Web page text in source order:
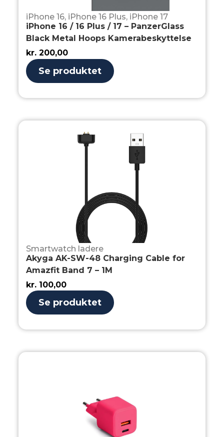
iPhone 16, iPhone 16 Plus, iPhone 17
iPhone 16 / 16 Plus / 17 – PanzerGlass
Black Metal Hoops Kamerabeskyttelse
kr. 200,00
Se produktet
Smartwatch ladere
Akyga AK-SW-48 Charging Cable for
Amazfit Band 7 – 1M
kr. 100,00
Se produktet